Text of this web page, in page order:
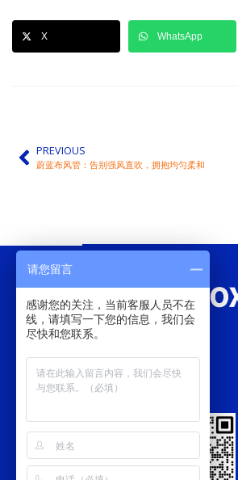
X WhatsApp
PREVIOUS
蔚蓝布风管：告别强风直吹，拥抱均匀柔和
请您留言
感谢您的关注，当前客服人员不在
线，请填写一下您的信息，我们会
尽快和您联系。